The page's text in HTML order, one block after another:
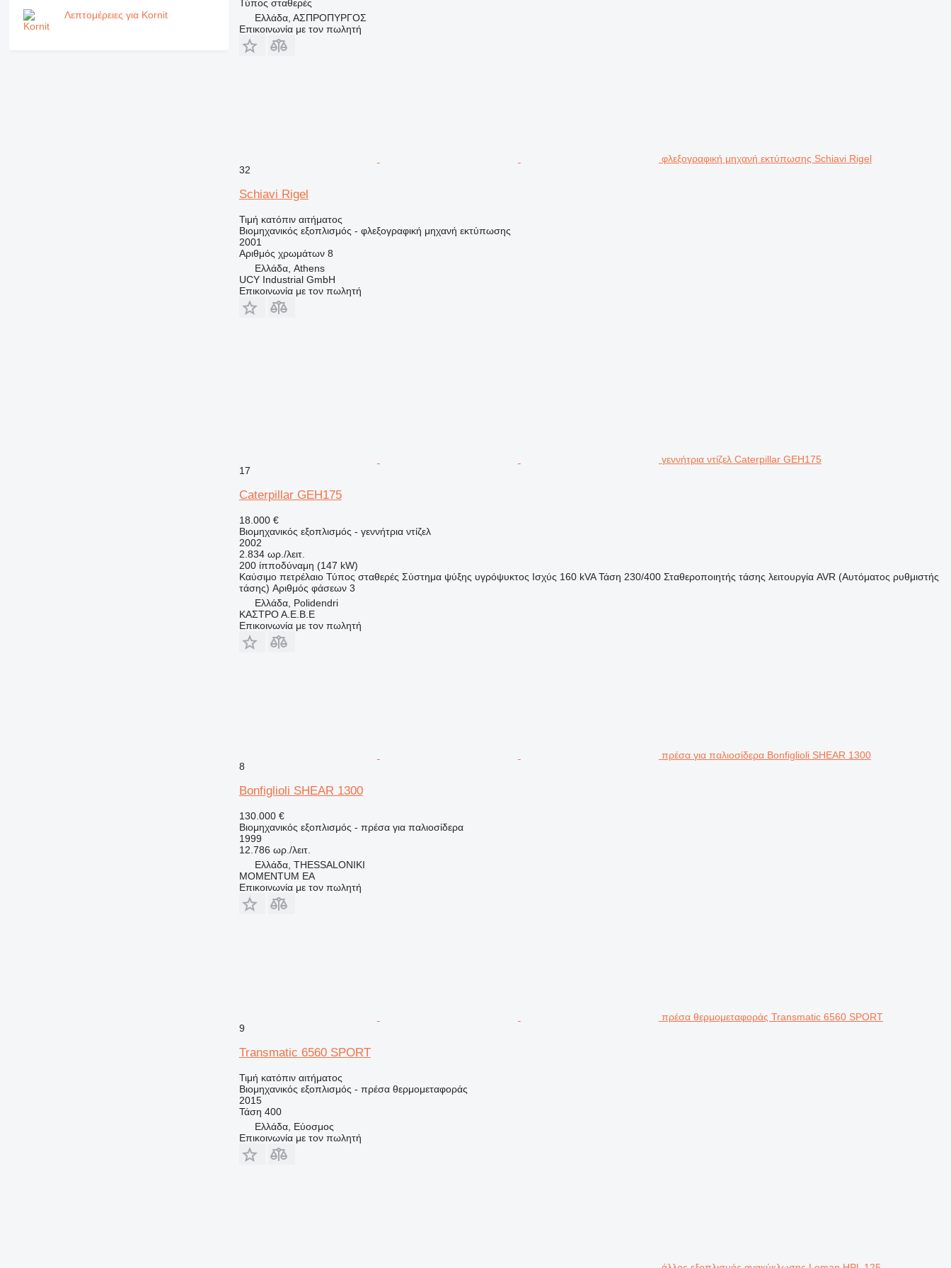
Λεπτομέρειες για Kornit
Τύπος σταθερές
Ελλάδα, ΑΣΠΡΟΠΥΡΓΟΣ
Επικοινωνία με τον πωλητή
φλεξογραφική μηχανή εκτύπωσης Schiavi Rigel
32
Schiavi Rigel
Τιμή κατόπιν αιτήματος
Βιομηχανικός εξοπλισμός - φλεξογραφική μηχανή εκτύπωσης
2001
Αριθμός χρωμάτων 8
Ελλάδα, Athens
UCY Industrial GmbH
Επικοινωνία με τον πωλητή
γεννήτρια ντίζελ Caterpillar GEH175
17
Caterpillar GEH175
18.000 €
Βιομηχανικός εξοπλισμός - γεννήτρια ντίζελ
2002
2.834 ωρ./λειτ.
200 ίπποδύναμη (147 kW)
Καύσιμο πετρέλαιο Τύπος σταθερές Σύστημα ψύξης υγρόψυκτος Ισχύς 160 kVA Τάση 230/400 Σταθεροποιητής τάσης λειτουργία AVR (Αυτόματος ρυθμιστής
τάσης) Αριθμός φάσεων 3
Ελλάδα, Polidendri
ΚΑΣΤΡΟ Α.Ε.Β.Ε
Επικοινωνία με τον πωλητή
πρέσα για παλιοσίδερα Bonfiglioli SHEAR 1300
8
Bonfiglioli SHEAR 1300
130.000 €
Βιομηχανικός εξοπλισμός - πρέσα για παλιοσίδερα
1999
12.786 ωρ./λειτ.
Ελλάδα, THESSALONIKI
MOMENTUM EA
Επικοινωνία με τον πωλητή
πρέσα θερμομεταφοράς Transmatic 6560 SPORT
9
Transmatic 6560 SPORT
Τιμή κατόπιν αιτήματος
Βιομηχανικός εξοπλισμός - πρέσα θερμομεταφοράς
2015
Τάση 400
Ελλάδα, Εύοσμος
Επικοινωνία με τον πωλητή